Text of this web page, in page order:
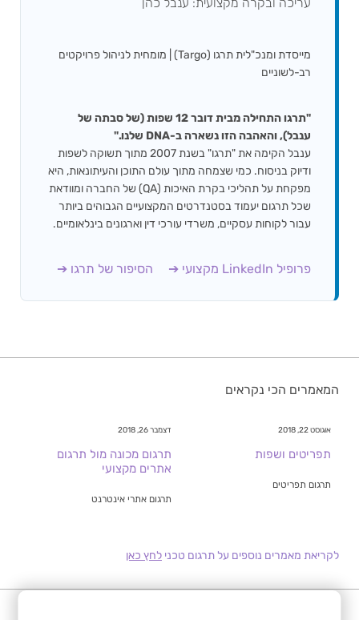
מייסדת ומנכ"לית תרגו (Targo) | מומחית לניהול פרויקטים
רב-לשוניים
"תרגו התחילה מבית דובר 12 שפות (של סבתה של
ענבל), והאהבה הזו נשארה ב-DNA שלנו."
ענבל הקימה את "תרגו" בשנת 2007 מתוך תשוקה לשפות
ודיוק בניסוח. כמי שצמחה מתוך עולם התוכן והעיתונאות, היא
מפקחת על תהליכי בקרת האיכות (QA) של החברה ומוודאת
שכל תרגום יעמוד בסטנדרטים המקצועיים הגבוהים ביותר
עבור לקוחות עסקיים, משרדי עורכי דין וארגונים בינלאומיים.
פרופיל LinkedIn מקצועי ➔ הסיפור של תרגו ➔
המאמרים הכי נקראים
אוגוסט 22, 2018
תפריטים ושפות
תרגום תפריטים
דצמבר 26, 2018
תרגום מכונה מול תרגום
אתרים מקצועי
תרגום אתרי אינטרנט
לקריאת מאמרים נוספים על תרגום טכני לחץ כאן